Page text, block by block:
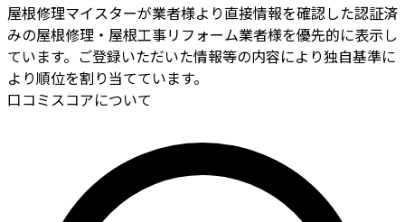
屋根修理マイスターが業者様より直接情報を確認した認証済
みの屋根修理・屋根工事リフォーム業者様を優先的に表示し
ています。ご登録いただいた情報等の内容により独自基準に
より順位を割り当てています。
口コミスコアについて